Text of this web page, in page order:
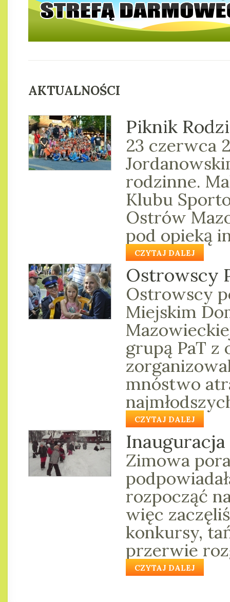
AKTUALNOŚCI
Piknik
23 czerwca
rodzinne.
Klubu
Ostrów
pod opieką
CZYTAJ DALEJ
Ostrowscy
Ostrowscy
Miejskim
grupą PaT z
mnóstwo
CZYTAJ DALEJ
Zimowa
rozpocząć
więc
konkursy,
przerwie
CZYTAJ DALEJ